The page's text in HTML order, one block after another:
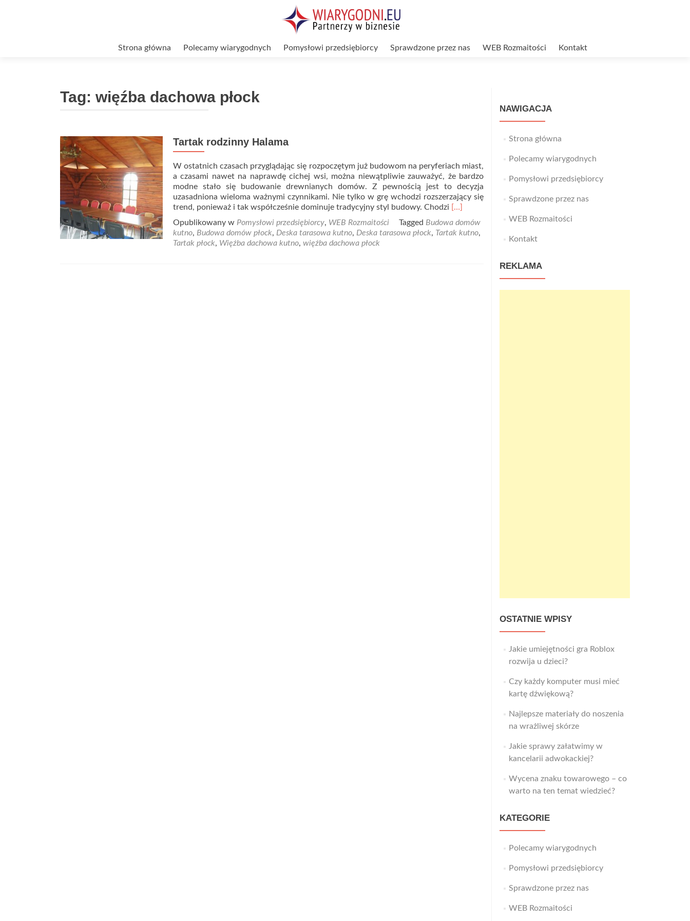
Strona główna Polecamy wiarygodnych Pomysłowi przedsiębiorcy Sprawdzone przez nas WEB Rozmaitości Kontakt
Tag: więźba dachowa płock
Tartak rodzinny Halama
W ostatnich czasach przyglądając się rozpoczętym już budowom na peryferiach miast,
a czasami nawet na naprawdę cichej wsi, można niewątpliwie zauważyć, że bardzo
modne stało się budowanie drewnianych domów. Z pewnością jest to decyzja
uzasadniona wieloma ważnymi czynnikami. Nie tylko w grę wchodzi rozszerzający się
trend, ponieważ i tak współcześnie dominuje tradycyjny styl budowy. Chodzi Read
about
Tartak
[…]
Opublikowany w Pomysłowi przedsiębiorcy, WEB Rozmaitości Tagged Budowa domów
kutno, Budowa domów płock, Deska tarasowa kutno, Deska tarasowa płock, Tartak kutno,
Tartak płock, Więźba dachowa kutno, więźba dachowa płock
NAWIGACJA
Strona główna
Polecamy wiarygodnych
Pomysłowi przedsiębiorcy
Sprawdzone przez nas
WEB Rozmaitości
Kontakt
REKLAMA
OSTATNIE WPISY
Jakie umiejętności gra Roblox
rozwija u dzieci?
Czy każdy komputer musi mieć
kartę dźwiękową?
Najlepsze materiały do noszenia
na wrażliwej skórze
Jakie sprawy załatwimy w
kancelarii adwokackiej?
Wycena znaku towarowego – co
warto na ten temat wiedzieć?
KATEGORIE
Polecamy wiarygodnych
Pomysłowi przedsiębiorcy
Sprawdzone przez nas
WEB Rozmaitości